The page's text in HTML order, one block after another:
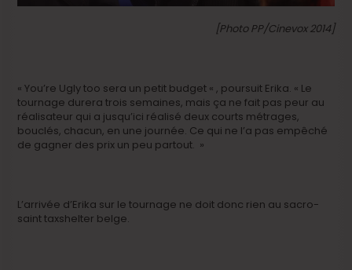
[Photo PP/Cinevox 2014]
« You’re Ugly too sera un petit budget « , poursuit Erika. « Le
tournage durera trois semaines, mais ça ne fait pas peur au
réalisateur qui a jusqu’ici réalisé deux courts métrages,
bouclés, chacun, en une journée. Ce qui ne l’a pas empêché
de gagner des prix un peu partout. »
L’arrivée d’Erika sur le tournage ne doit donc rien au sacro-
saint taxshelter belge.